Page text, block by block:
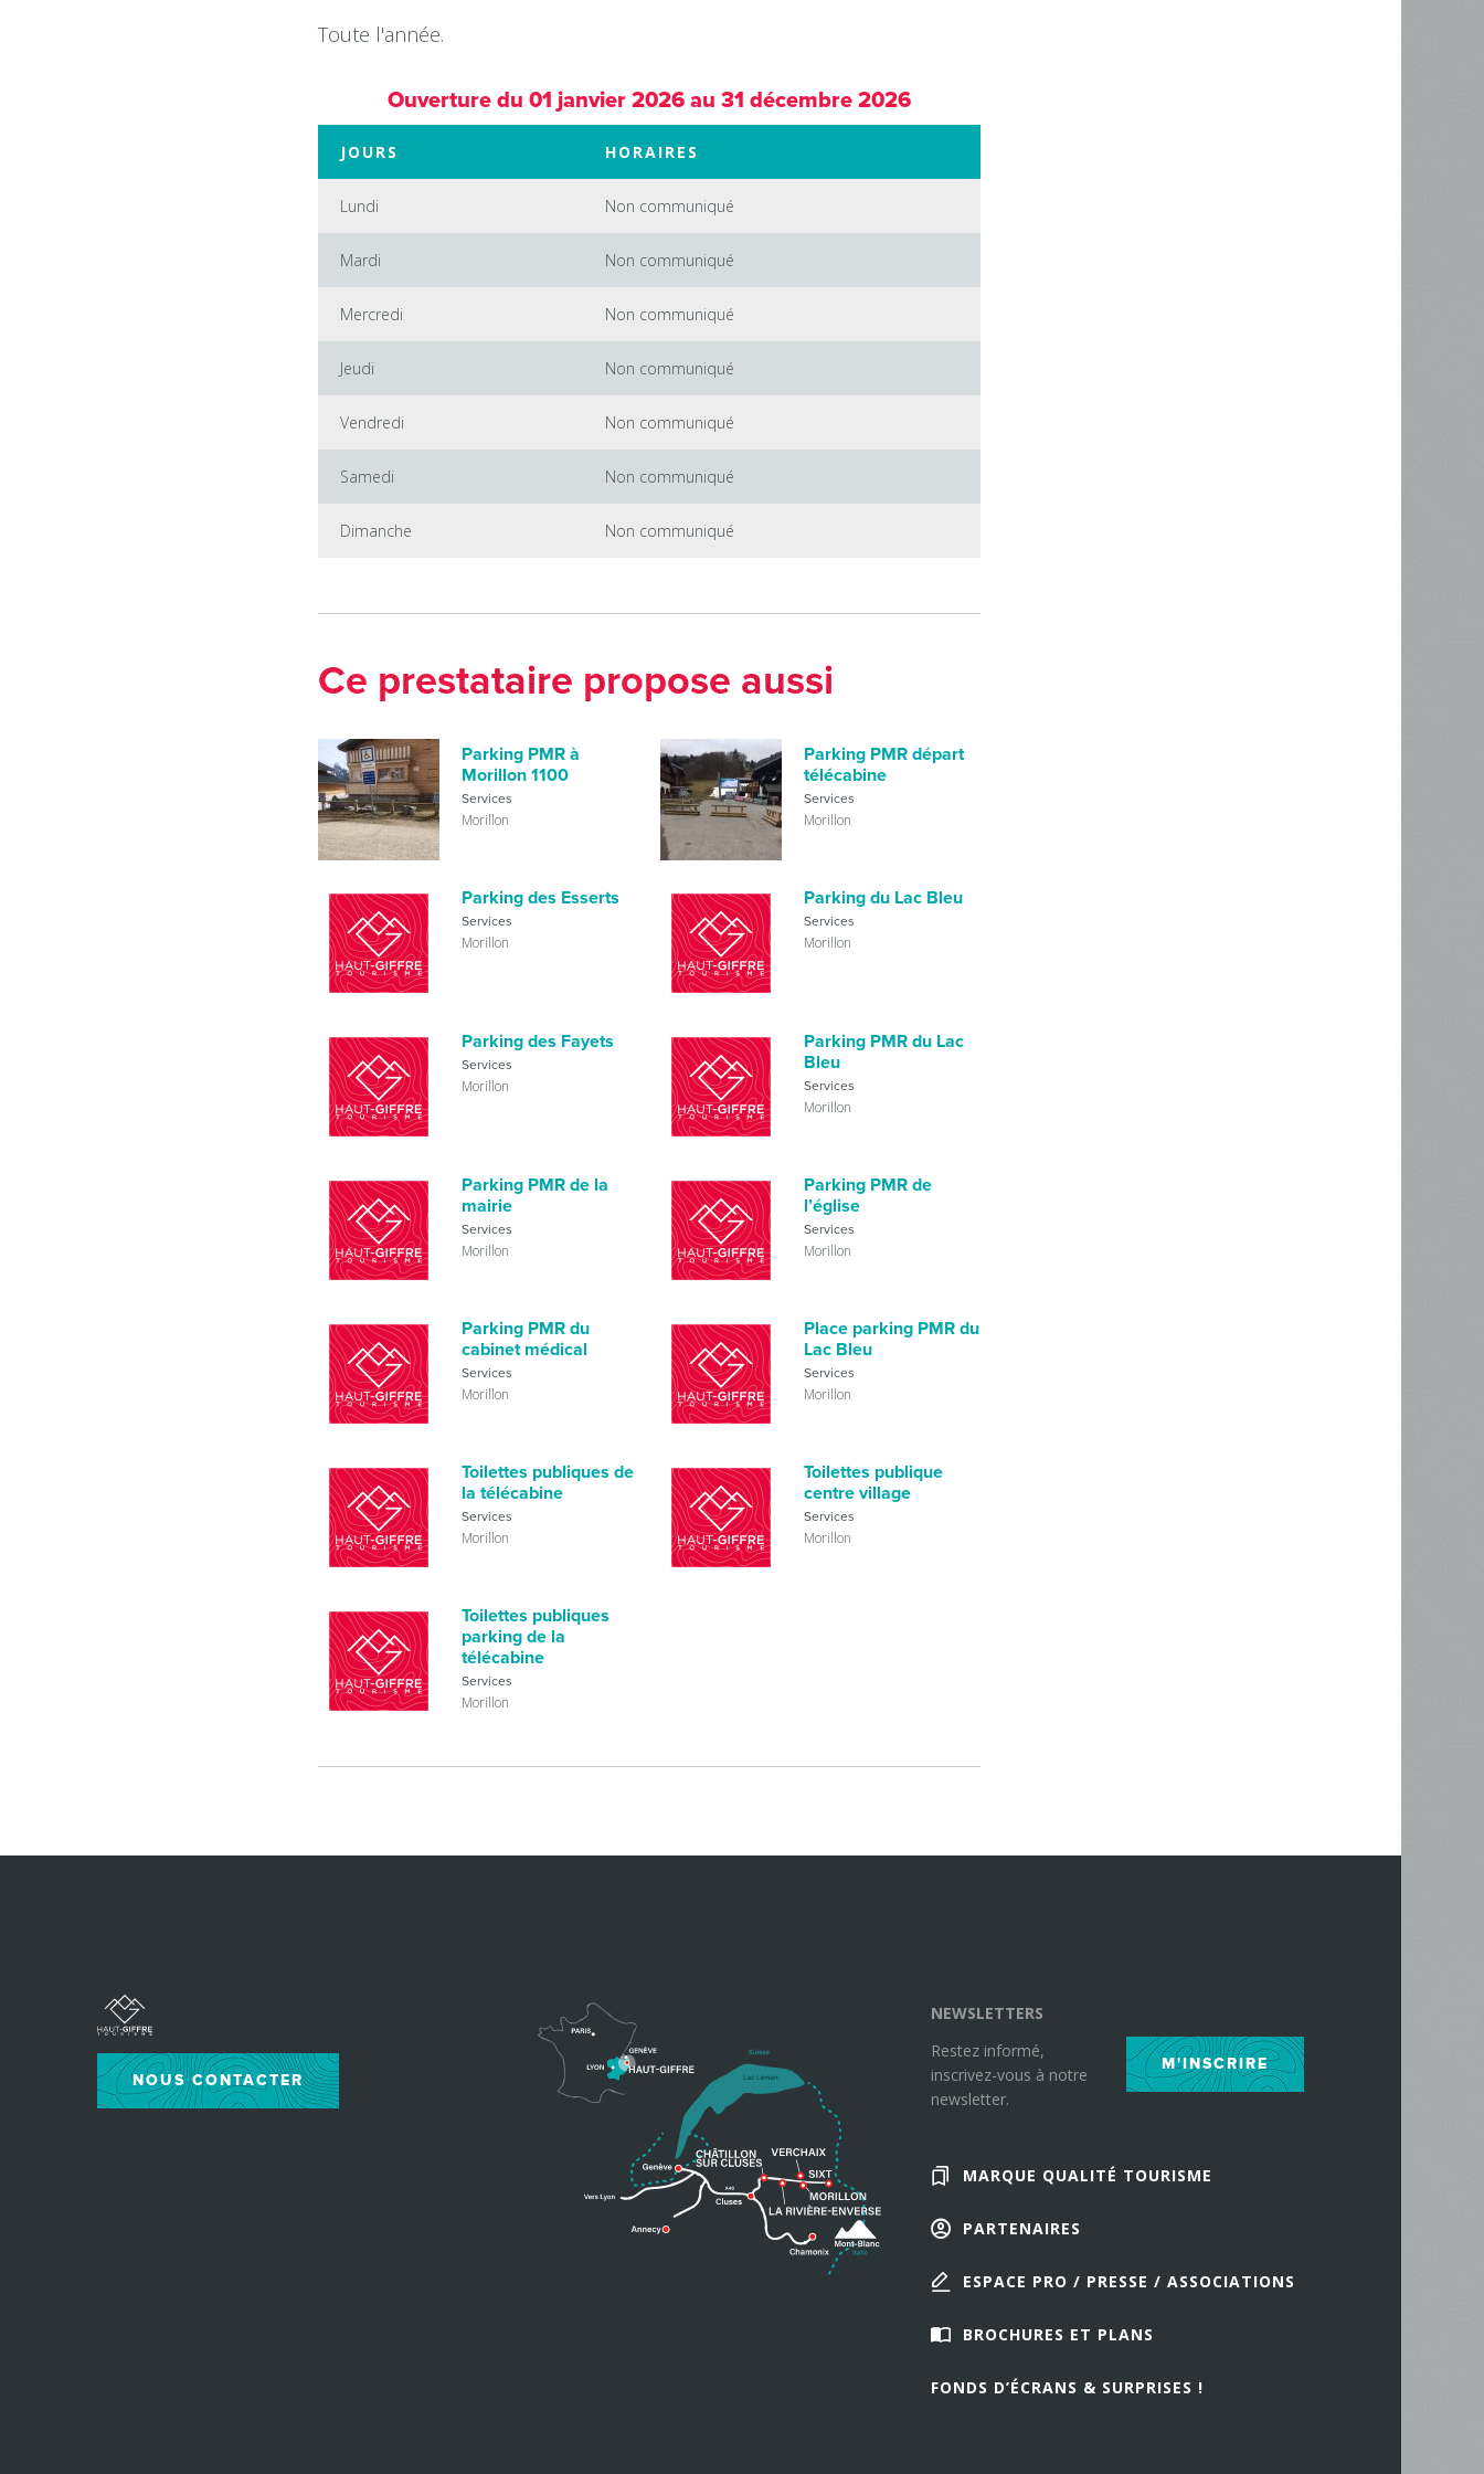
Toute l'année.
Ouverture du 01 janvier 2026 au 31 décembre 2026
JOURS HORAIRES
Lundi Non communiqué
Mardi Non communiqué
Mercredi Non communiqué
Jeudi Non communiqué
Vendredi Non communiqué
Samedi Non communiqué
Dimanche Non communiqué
Ce prestataire propose aussi
Parking PMR à
Morillon 1100
Services
Morillon
Parking PMR départ
télécabine
Services
Morillon
Parking des Esserts
Services
Morillon
Parking du Lac Bleu
Services
Morillon
Parking des Fayets
Services
Morillon
Parking PMR du Lac
Bleu
Services
Morillon
Parking PMR de la
mairie
Services
Morillon
Parking PMR de
l’église
Services
Morillon
Parking PMR du
cabinet médical
Services
Morillon
Place parking PMR du
Lac Bleu
Services
Morillon
Toilettes publiques de
la télécabine
Services
Morillon
Toilettes publique
centre village
Services
Morillon
Toilettes publiques
parking de la
télécabine
Services
Morillon
NOUS CONTACTER
NEWSLETTERS
Restez informé,
inscrivez-vous à notre
newsletter.
M'INSCRIRE
MARQUE QUALITÉ TOURISME
PARTENAIRES
ESPACE PRO / PRESSE / ASSOCIATIONS
BROCHURES ET PLANS
FONDS D’ÉCRANS & SURPRISES !